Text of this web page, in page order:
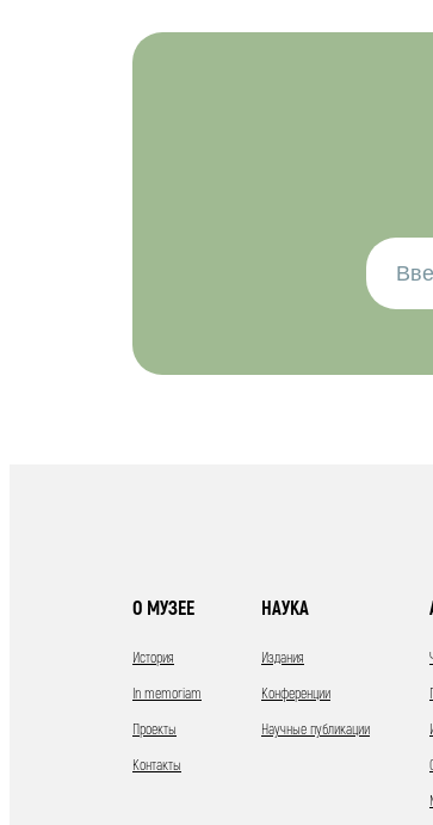
О МУЗЕЕ
История
In memoriam
Проекты
Контакты
НАУКА
Издания
Конференции
Научные публикации